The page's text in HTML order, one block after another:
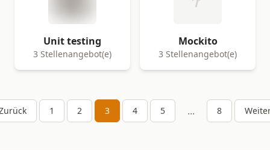
Unit testing
3 Stellenangebot(e)
Mockito
3 Stellenangebot(e)
1 2 3 4 5 ... 8